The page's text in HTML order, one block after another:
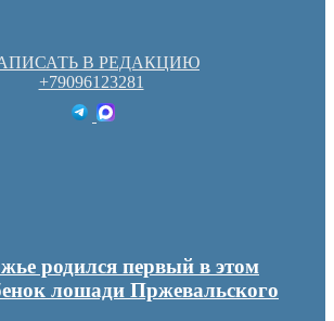
В РЕДАКЦИЮ
+79096123281
родился первый в этом
лошади Пржевальского